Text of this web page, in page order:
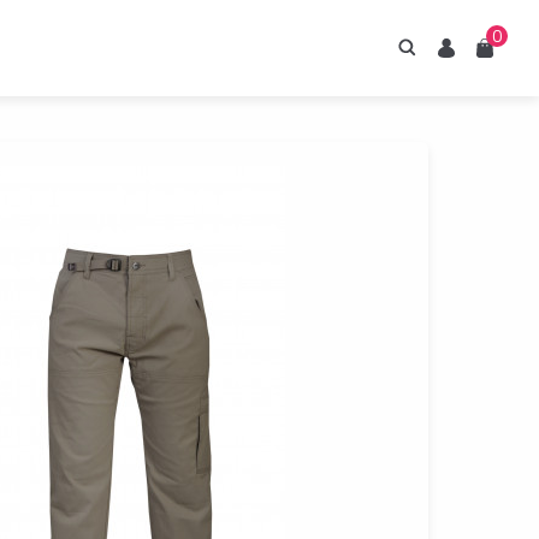
ESTIAN
naše sirupy
umělých sladidel.
Prohlédnout
HledáníUživatelKošík
0